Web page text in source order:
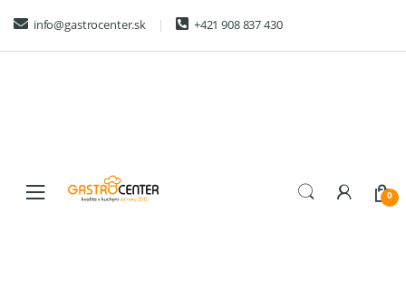
navigation
content
info@gastrocenter.sk +421 908 837 430
0